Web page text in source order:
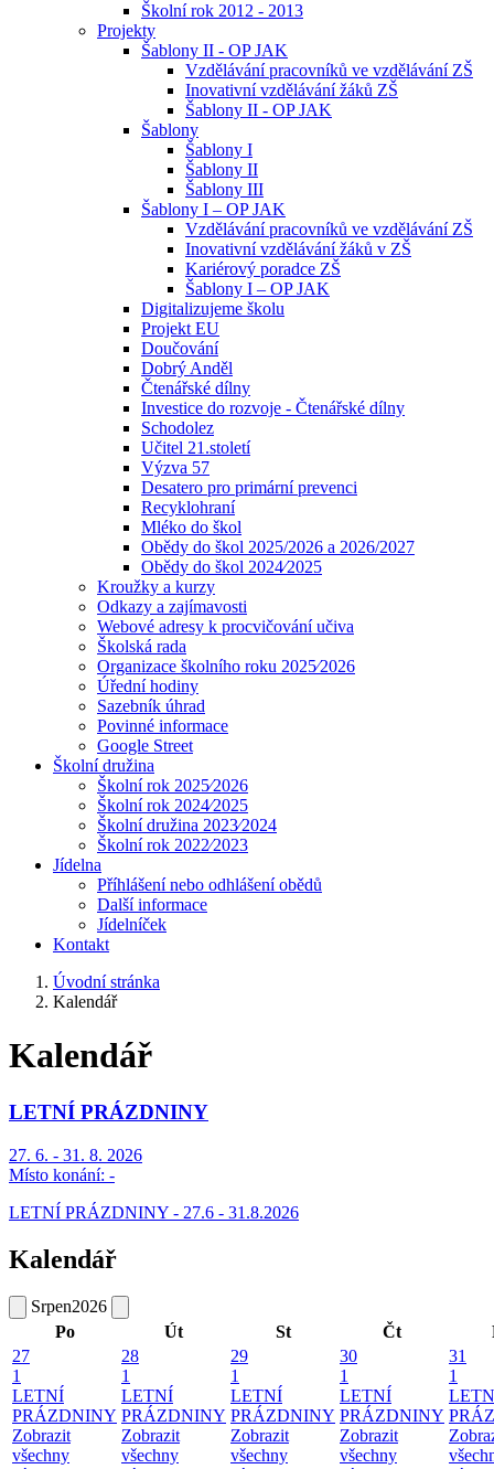
Školní rok 2012 - 2013
Projekty
Šablony II - OP JAK
Vzdělávání pracovníků ve vzdělávání ZŠ
Inovativní vzdělávání žáků ZŠ
Šablony II - OP JAK
Šablony
Šablony I
Šablony II
Šablony III
Šablony I – OP JAK
Vzdělávání pracovníků ve vzdělávání ZŠ
Inovativní vzdělávání žáků v ZŠ
Kariérový poradce ZŠ
Šablony I – OP JAK
Digitalizujeme školu
Projekt EU
Doučování
Dobrý Anděl
Čtenářské dílny
Investice do rozvoje - Čtenářské dílny
Schodolez
Učitel 21.století
Výzva 57
Desatero pro primární prevenci
Recyklohraní
Mléko do škol
Obědy do škol 2025/2026 a 2026/2027
Obědy do škol 2024⁄2025
Kroužky a kurzy
Odkazy a zajímavosti
Webové adresy k procvičování učiva
Školská rada
Organizace školního roku 2025⁄2026
Úřední hodiny
Sazebník úhrad
Povinné informace
Google Street
Školní družina
Školní rok 2025⁄2026
Školní rok 2024⁄2025
Školní družina 2023⁄2024
Školní rok 2022⁄2023
Jídelna
Příhlášení nebo odhlášení obědů
Další informace
Jídelníček
Kontakt
Úvodní stránka
Kalendář
Kalendář
LETNÍ PRÁZDNINY
27. 6. - 31. 8. 2026
Místo konání: -
LETNÍ PRÁZDNINY - 27.6 - 31.8.2026
Kalendář
Srpen2026
Po
Út St Čt
27
1
LETNÍ
PRÁZDNINY
Zobrazit
všechny
28
1
LETNÍ
PRÁZDNINY
Zobrazit
všechny
29
1
LETNÍ
PRÁZDNINY
Zobrazit
všechny
30
1
LETNÍ
PRÁZDNINY
Zobrazit
všechny
31
1